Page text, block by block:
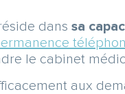
dans sa
le cabinet
aux